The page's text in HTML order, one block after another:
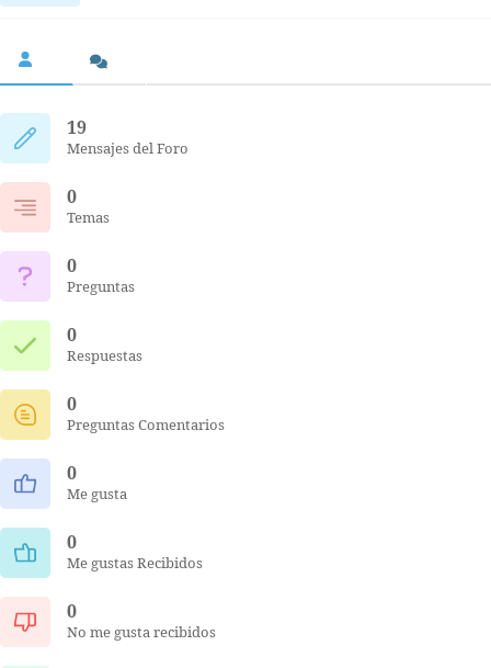
19
Mensajes del Foro
0
Temas
0
Preguntas
0
Respuestas
0
Preguntas Comentarios
0
Me gusta
0
Me gustas Recibidos
0
No me gusta recibidos